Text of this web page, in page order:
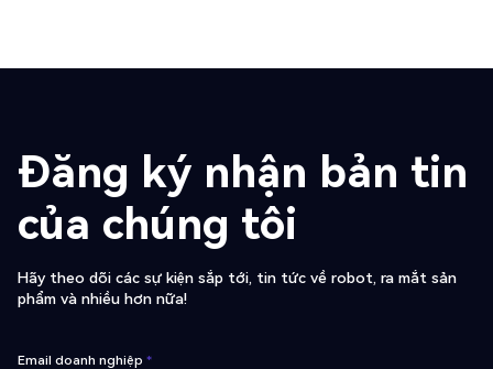
Đăng ký nhận bản tin
của chúng tôi
Hãy theo dõi các sự kiện sắp tới, tin tức về robot, ra mắt sản
phẩm và nhiều hơn nữa!
Email doanh nghiệp *